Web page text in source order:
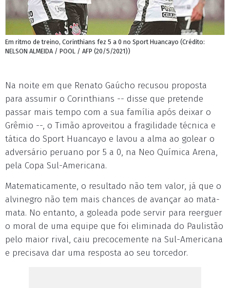
Em ritmo de treino, Corinthians fez 5 a 0 no Sport Huancayo (Crédito:
NELSON ALMEIDA / POOL / AFP (20/5/2021))
Na noite em que Renato Gaúcho recusou proposta
para assumir o Corinthians -- disse que pretende
passar mais tempo com a sua família após deixar o
Grêmio --, o Timão aproveitou a fragilidade técnica e
tática do Sport Huancayo e lavou a alma ao golear o
adversário peruano por 5 a 0, na Neo Química Arena,
pela Copa Sul-Americana.
Matematicamente, o resultado não tem valor, já que o
alvinegro não tem mais chances de avançar ao mata-
mata. No entanto, a goleada pode servir para reerguer
o moral de uma equipe que foi eliminada do Paulistão
pelo maior rival, caiu precocemente na Sul-Americana
e precisava dar uma resposta ao seu torcedor.